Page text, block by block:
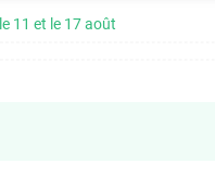
11 et le 17 août